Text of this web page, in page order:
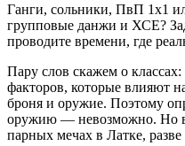
Ганги, сольники, ПвП 1х1
групповые данжи и ХСЕ?
проводите времени, где
Пару слов скажем о
факторов, которые влияют
броня и оружие. Поэтому
оружию — невозможно. Но
парных мечах в Латке,